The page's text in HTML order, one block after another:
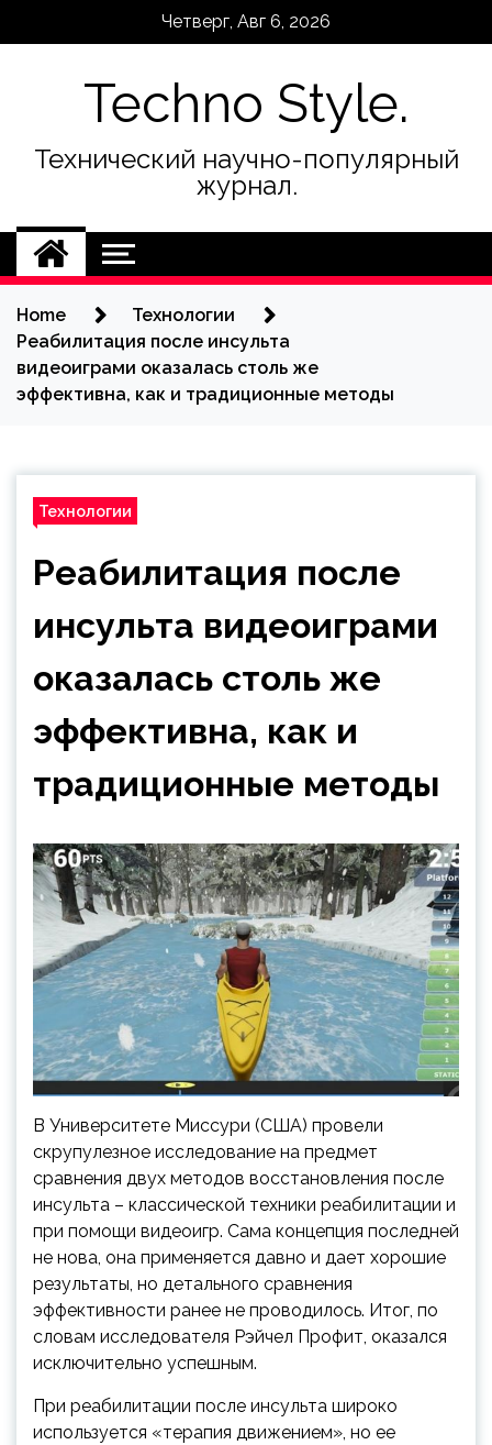
Четверг, Авг 6, 2026
Techno Style.
Технический научно-популярный
журнал.
Home
Технологии
Реабилитация после инсульта
видеоиграми оказалась столь же
эффективна, как и традиционные методы
Технологии
Реабилитация после
инсульта видеоиграми
оказалась столь же
эффективна, как и
традиционные методы
В Университете Миссури (США) провели
скрупулезное исследование на предмет
сравнения двух методов восстановления после
инсульта – классической техники реабилитации и
при помощи видеоигр. Сама концепция последней
не нова, она применяется давно и дает хорошие
результаты, но детального сравнения
эффективности ранее не проводилось. Итог, по
словам исследователя Рэйчел Профит, оказался
исключительно успешным.
При реабилитации после инсульта широко
используется «терапия движением», но ее